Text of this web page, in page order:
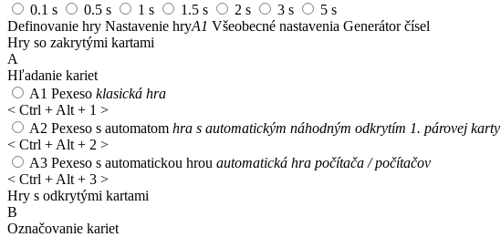
0.1 s
0.5 s 1 s 1.5 s 2 s 3 s
5 s
Definovanie hry Nastavenie hryA1 Všeobecné nastavenia Generátor čísel
Hry so zakrytými kartami
A
Hľadanie kariet
A1 Pexeso klasická hra
< Ctrl + Alt + 1 >
A2 Pexeso s automatom hra s automatickým náhodným odkrytím 1. párovej karty
< Ctrl + Alt + 2 >
A3 Pexeso s automatickou hrou automatická hra počítača / počítačov
< Ctrl + Alt + 3 >
Hry s odkrytými kartami
B
Označovanie kariet